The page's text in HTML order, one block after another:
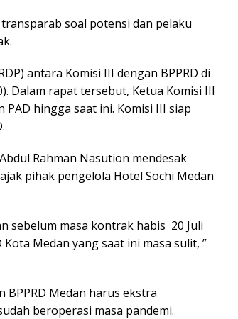
soal potensi dan pelaku
antara Komisi III dengan BPPRD di
Dalam rapat tersebut, Ketua Komisi III
hingga saat ini. Komisi III siap
Rahman Nasution mendesak
pihak pengelola Hotel Sochi Medan
sebelum masa kontrak habis 20 Juli
Medan yang saat ini masa sulit, ”
BPPRD Medan harus ekstra
beroperasi masa pandemi.